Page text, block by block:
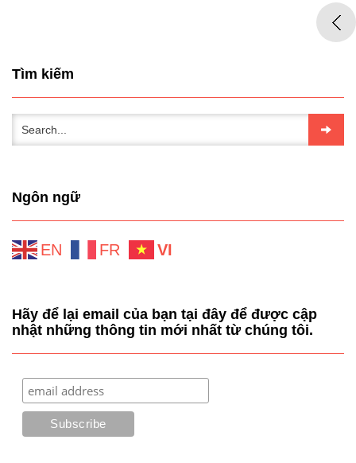
Tìm kiếm
Ngôn ngữ
EN FR VI
Hãy để lại email của bạn tại đây để được cập
nhật những thông tin mới nhất từ chúng tôi.